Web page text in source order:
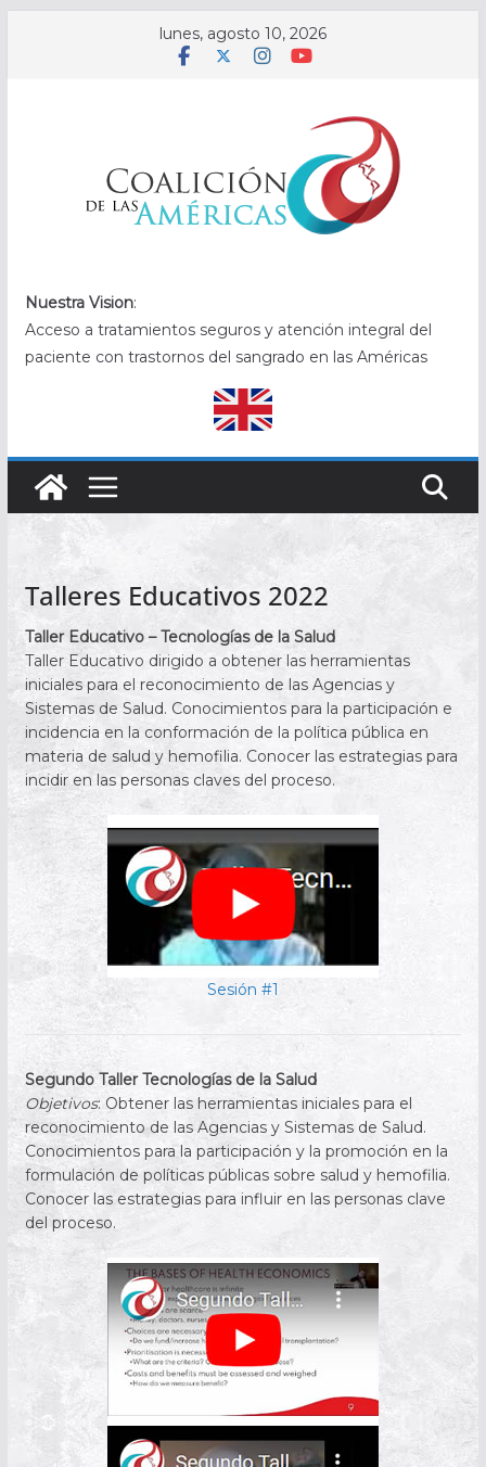
lunes, agosto 10, 2026
Nuestra Vision:
Acceso a tratamientos seguros y atención integral del
paciente con trastornos del sangrado en las Américas
Talleres Educativos 2022
Taller Educativo – Tecnologías de la Salud
Taller Educativo dirigido a obtener las herramientas
iniciales para el reconocimiento de las Agencias y
Sistemas de Salud. Conocimientos para la participación e
incidencia en la conformación de la política pública en
materia de salud y hemofilia. Conocer las estrategias para
incidir en las personas claves del proceso.
Sesión #1
Segundo Taller Tecnologías de la Salud
Objetivos: Obtener las herramientas iniciales para el
reconocimiento de las Agencias y Sistemas de Salud.
Conocimientos para la participación y la promoción en la
formulación de políticas públicas sobre salud y hemofilia.
Conocer las estrategias para influir en las personas clave
del proceso.